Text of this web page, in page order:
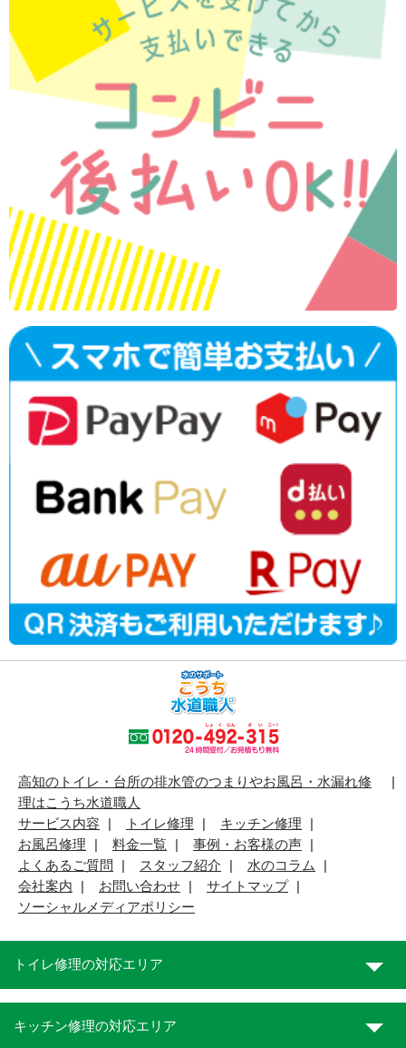
高知のトイレ・台所の排水管のつまりやお風呂・水漏れ修
理はこうち水道職人
サービス内容
トイレ修理
キッチン修理
お風呂修理
料金一覧
事例・お客様の声
よくあるご質問
スタッフ紹介
水のコラム
会社案内
お問い合わせ
サイトマップ
ソーシャルメディアポリシー
トイレ修理の対応エリア
キッチン修理の対応エリア